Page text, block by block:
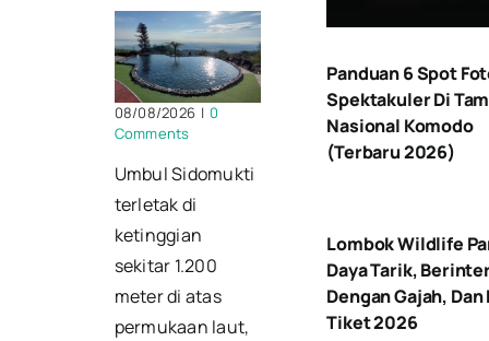
08/08/2026 | 0
Comments
Umbul Sidomukti
terletak di
ketinggian
sekitar 1.200
meter di atas
permukaan laut,
Panduan 6 Spot
Spektakuler Di
Nasional Komodo
(Terbaru 2026)
Lombok Wildlife
Daya Tarik,
Dengan Gajah, Dan
Tiket 2026